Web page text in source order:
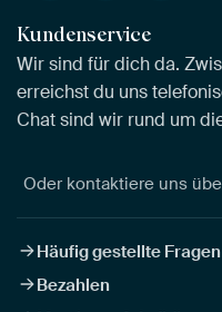
Kundenservice
Wir sind für dich da.
erreichst du uns
Chat sind wir rund um
Oder kontaktiere uns
Häufig gestellte Fragen
Bezahlen